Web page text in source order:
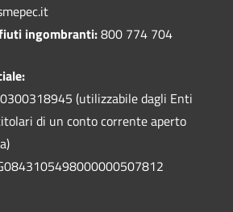
ingombranti:800 774 704
(utilizzabile dagli Enti
di un conto corrente aperto